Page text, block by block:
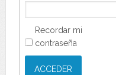
Recordar mi
contraseña
ACCEDER